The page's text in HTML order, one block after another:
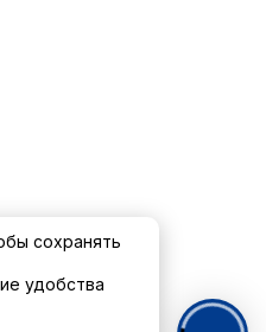
данных
сохранять
удобства